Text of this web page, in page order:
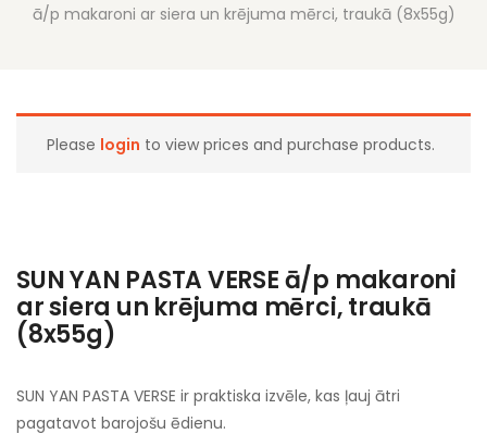
ā/p makaroni ar siera un krējuma mērci, traukā (8x55g)
Please login to view prices and purchase products.
SUN YAN PASTA VERSE ā/p makaroni
ar siera un krējuma mērci, traukā
(8x55g)
SUN YAN PASTA VERSE ir praktiska izvēle, kas ļauj ātri
pagatavot barojošu ēdienu.